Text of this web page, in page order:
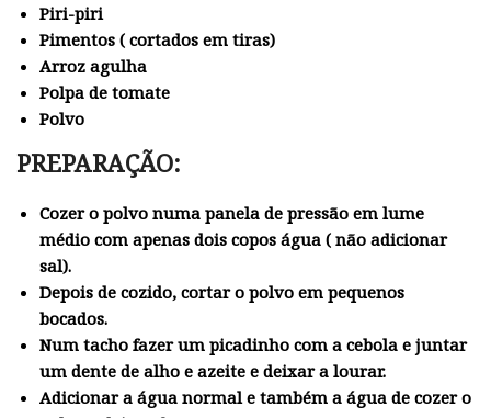
Piri-piri
Pimentos ( cortados em tiras)
Arroz agulha
Polpa de tomate
Polvo
PREPARAÇÃO:
Cozer o polvo numa panela de pressão em lume
médio com apenas dois copos água ( não adicionar
sal).
Depois de cozido, cortar o polvo em pequenos
bocados.
Num tacho fazer um picadinho com a cebola e juntar
um dente de alho e azeite e deixar a lourar.
Adicionar a água normal e também a água de cozer o